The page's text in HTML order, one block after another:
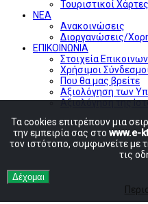
Τουριστικοί Χάρτες
ΝΕΑ
Ανακοινώσεις
Διοργανώσεις/
ΕΠΙΚΟΙΝΩΝΙΑ
Στοιχεία
Χρήσιμοι
Που θα μας βρείτε
Αξιολόγηση των
Αξιολόγηση της
Τα cookies επιτρέπουν μια
την εμπειρία σας στο www.e-
τον ιστότοπο, συμφωνείτε
τις
Δέχομαι